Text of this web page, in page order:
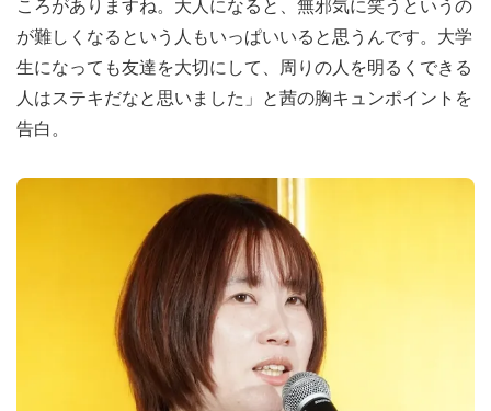
ころがありますね。大人になると、無邪気に笑うというの
が難しくなるという人もいっぱいいると思うんです。大学
生になっても友達を大切にして、周りの人を明るくできる
人はステキだなと思いました」と茜の胸キュンポイントを
告白。